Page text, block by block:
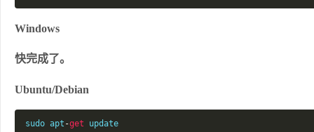
Windows
快完成了。
Ubuntu/Debian
sudo apt -get update